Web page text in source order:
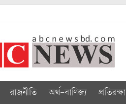
রাজনীতি অর্থ-বাণিজ্য প্রতিরক্ষা